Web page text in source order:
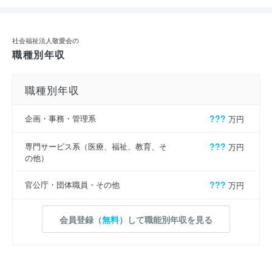
社会福祉法人敬愛会の
職種別年収
職種別年収
企画・事務・管理系 ??? 万円
専門サービス系（医療、福祉、教育、そ
の他）
??? 万円
官公庁・団体職員・その他 ??? 万円
会員登録（無料）して職能別年収を見る